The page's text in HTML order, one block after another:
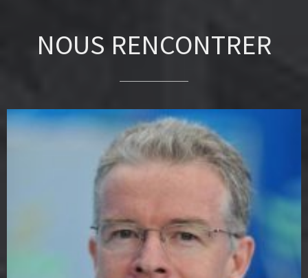
NOUS RENCONTRER